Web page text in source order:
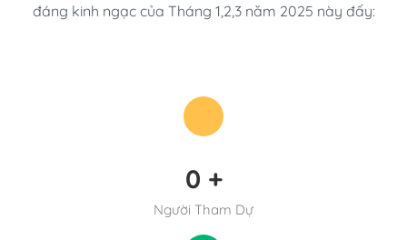
đáng kinh ngạc của Tháng 1,2,3 năm 2025 này đấy:
0 +
Người Tham Dự